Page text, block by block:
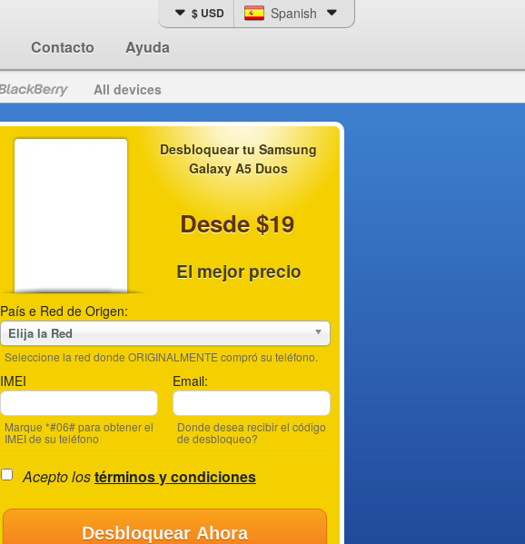
Contacto Ayuda
$ USD Spanish
All devices
Desbloquear tu Samsung
Galaxy A5 Duos
Desde $19
El mejor precio
País e Red de Origen:
Elija la Red
Seleccione la red donde ORIGINALMENTE compró su teléfono.
IMEI
Marque *#06# para obtener el
IMEI de su teléfono
Email:
Donde desea recibir el código
de desbloqueo?
Acepto lostérminos y condiciones
Desbloquear Ahora